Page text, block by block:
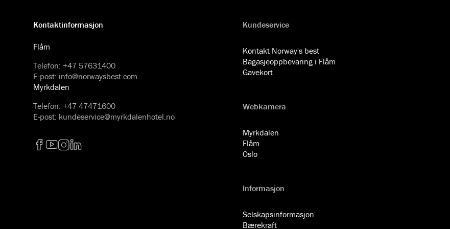
Kontaktinformasjon
Flåm
Telefon: +47 57631400
E-post: info@norwaysbest.com
Myrkdalen
Telefon: +47 47471600
E-post: kundeservice@myrkdalenhotel.no
Kundeservice
Kontakt Norway's best
Bagasjeoppbevaring i Flåm
Gavekort
Webkamera
Myrkdalen
Flåm
Oslo
Informasjon
Selskapsinformasjon
Bærekraft